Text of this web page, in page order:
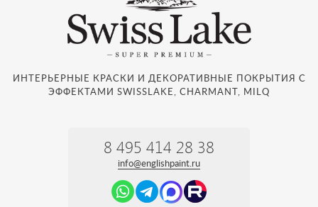
ИНТЕРЬЕРНЫЕ КРАСКИ И ДЕКОРАТИВНЫЕ ПОКРЫТИЯ С
ЭФФЕКТАМИ SWISSLAKE, CHARMANT, MILQ
8 495 414 28 38
info@englishpaint.ru